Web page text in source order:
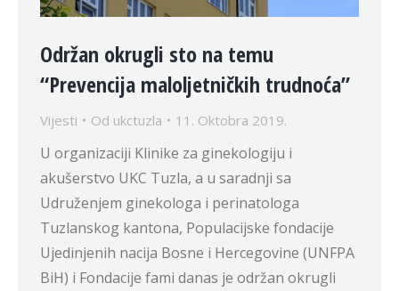
Održan okrugli sto na temu
“Prevencija maloljetničkih trudnoća”
Vijesti Od ukctuzla 11. Oktobra 2019.
U organizaciji Klinike za ginekologiju i
akušerstvo UKC Tuzla, a u saradnji sa
Udruženjem ginekologa i perinatologa
Tuzlanskog kantona, Populacijske fondacije
Ujedinjenih nacija Bosne i Hercegovine (UNFPA
BiH) i Fondacije fami danas je održan okrugli